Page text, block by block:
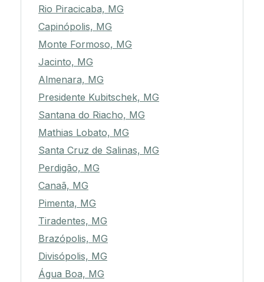
Rio Piracicaba, MG
Capinópolis, MG
Monte Formoso, MG
Jacinto, MG
Almenara, MG
Presidente Kubitschek, MG
Santana do Riacho, MG
Mathias Lobato, MG
Santa Cruz de Salinas, MG
Perdigão, MG
Canaã, MG
Pimenta, MG
Tiradentes, MG
Brazópolis, MG
Divisópolis, MG
Água Boa, MG